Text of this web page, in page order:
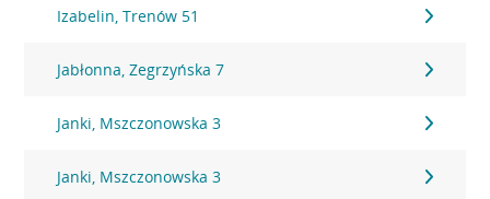
Izabelin, Trenów 51
Jabłonna, Zegrzyńska 7
Janki, Mszczonowska 3
Janki, Mszczonowska 3